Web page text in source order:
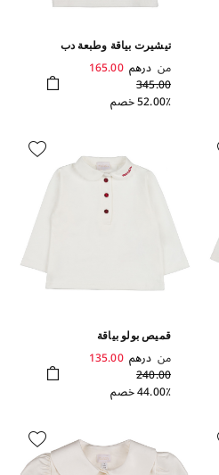
تيشيرت بياقة وطبعة دب
من درهم 165.00
345.00
52.00٪ خصم
قميص بولو بياقة
من درهم 135.00
240.00
44.00٪ خصم